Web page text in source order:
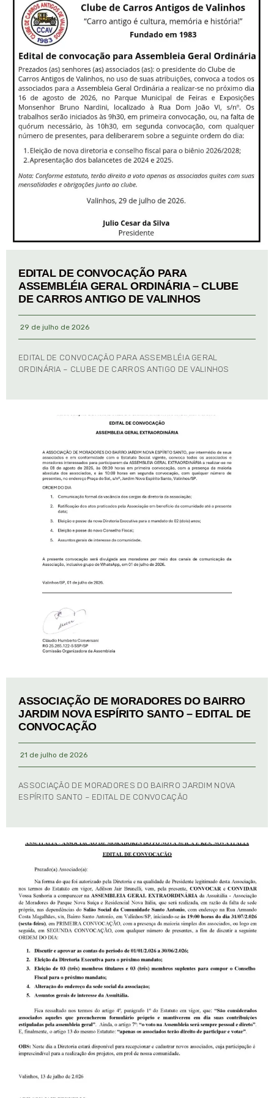
EDITAL DE CONVOCAÇÃO PARA
ASSEMBLÉIA GERAL ORDINÁRIA – CLUBE
DE CARROS ANTIGO DE VALINHOS
29 de julho de 2026
EDITAL DE CONVOCAÇÃO PARA ASSEMBLÉIA GERAL
ORDINÁRIA – CLUBE DE CARROS ANTIGO DE VALINHOS
ASSOCIAÇÃO DE MORADORES DO BAIRRO
JARDIM NOVA ESPÍRITO SANTO – EDITAL DE
CONVOCAÇÃO
21 de julho de 2026
ASSOCIAÇÃO DE MORADORES DO BAIRRO JARDIM NOVA
ESPÍRITO SANTO – EDITAL DE CONVOCAÇÃO